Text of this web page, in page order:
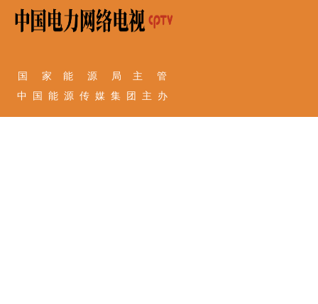
国 家 能 源 局 主 管
中 国 能 源 传 媒 集 团 主 办